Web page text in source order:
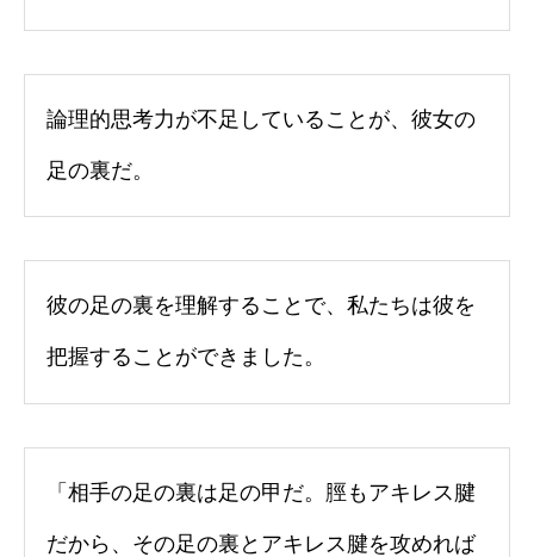
論理的思考力が不足していることが、彼女の
足の裏だ。
彼の足の裏を理解することで、私たちは彼を
把握することができました。
「相手の足の裏は足の甲だ。脛もアキレス腱
だから、その足の裏とアキレス腱を攻めれば